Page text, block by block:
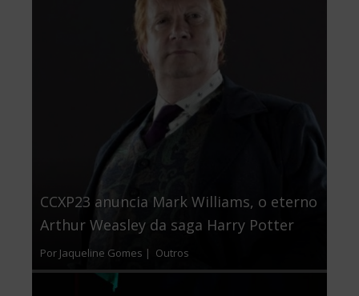
CCXP23 anuncia Mark Williams, o eterno
Arthur Weasley da saga Harry Potter
Por Jaqueline Gomes | Outros